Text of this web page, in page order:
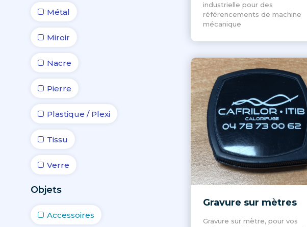
Métal
Miroir
Nacre
Pierre
Plastique / Plexi
Tissu
Verre
Objets
Accessoires
industrielle pour des
référencements de machine
mécanique
Gravure sur mètres
Gravure sur mètre, pour vos